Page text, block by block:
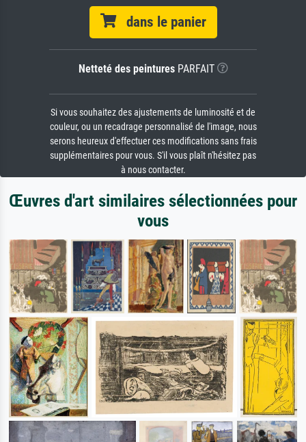
dans le panier
Netteté des peinturesPARFAIT
Si vous souhaitez des ajustements de luminosité et de
couleur, ou un recadrage personnalisé de l'image, nous
serons heureux d'effectuer ces modifications sans frais
supplémentaires pour vous. S'il vous plaît n'hésitez pas
à nous contacter.
Œuvres d'art similaires sélectionnées pour
vous